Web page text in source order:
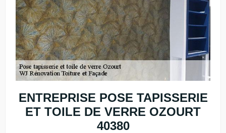
ENTREPRISE POSE TAPISSERIE
ET TOILE DE VERRE OZOURT
40380